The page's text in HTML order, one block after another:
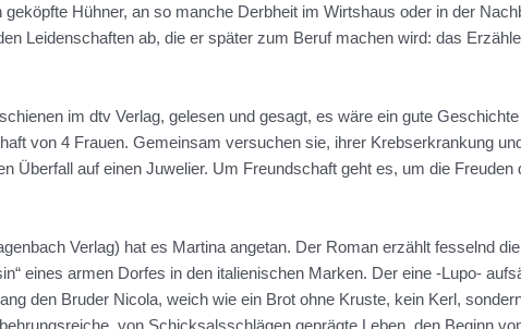
Hühner, an so manche Derbheit im Wirtshaus oder in der
Leidenschaften ab, die er später zum Beruf machen wird: das
im dtv Verlag, gelesen und gesagt, es wäre ein gute
von 4 Frauen. Gemeinsam versuchen sie, ihrer Krebserkrankung
Überfall auf einen Juwelier. Um Freundschaft geht es, um die Freuden
Verlag) hat es Martina angetan. Der Roman erzählt fesselnd
eines armen Dorfes in den italienischen Marken. Der eine -Lupo-
den Bruder Nicola, weich wie ein Brot ohne Kruste, kein Kerl,
von Schicksalsschlägen geprägte Leben, den Beginn